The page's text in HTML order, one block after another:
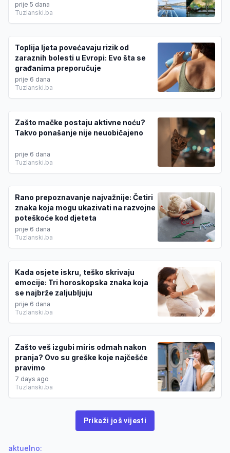
prije 5 dana
Tuzlanski.ba
Toplija ljeta povećavaju rizik od
zaraznih bolesti u Evropi: Evo šta se
građanima preporučuje
prije 6 dana
Tuzlanski.ba
Zašto mačke postaju aktivne noću?
Takvo ponašanje nije neuobičajeno
prije 6 dana
Tuzlanski.ba
Rano prepoznavanje najvažnije: Četiri
znaka koja mogu ukazivati na razvojne
poteškoće kod djeteta
prije 6 dana
Tuzlanski.ba
Kada osjete iskru, teško skrivaju
emocije: Tri horoskopska znaka koja
se najbrže zaljubljuju
prije 6 dana
Tuzlanski.ba
Zašto veš izgubi miris odmah nakon
pranja? Ovo su greške koje najčešće
pravimo
7 days ago
Tuzlanski.ba
Prikaži još vijesti
aktuelno: